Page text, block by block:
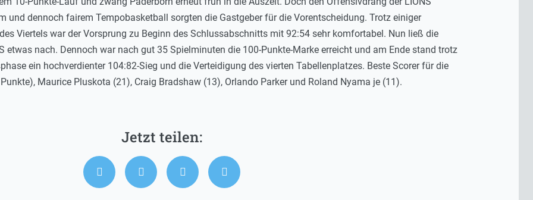
und dennoch fairem Tempobasketball sorgten die Gastgeber für die Vorentscheidung. Trotz einiger
Viertels war der Vorsprung zu Beginn des Schlussabschnitts mit 92:54 sehr komfortabel. Nun ließ die
etwas nach. Dennoch war nach gut 35 Spielminuten die 100-Punkte-Marke erreicht und am Ende stand trotz
ein hochverdienter 104:82-Sieg und die Verteidigung des vierten Tabellenplatzes. Beste Scorer für die
Maurice Pluskota (21), Craig Bradshaw (13), Orlando Parker und Roland Nyama je (11).